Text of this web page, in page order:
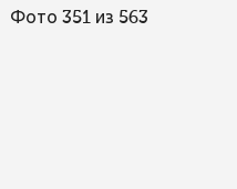
Фото 351 из 563